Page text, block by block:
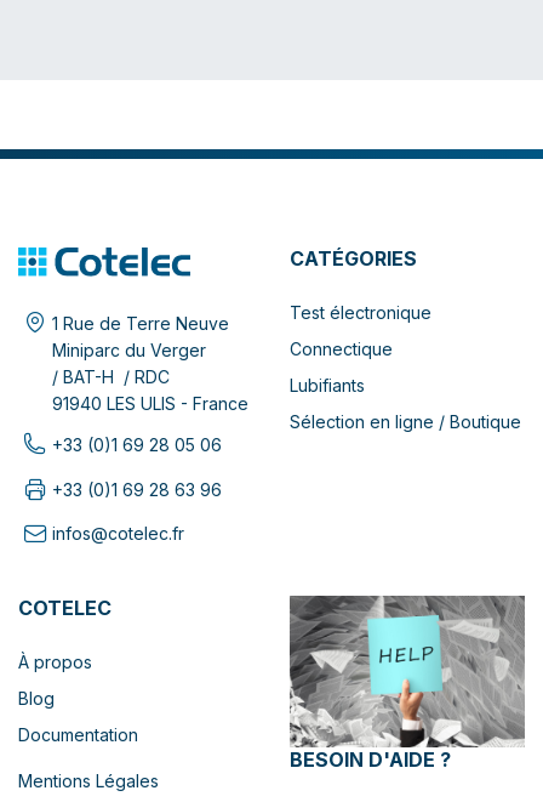
1 Rue de Terre Neuve
Miniparc du Verger
/ BAT-H / RDC
91940 LES ULIS - France
+33 (0)1 69 28 05 06
+33 (0)1 69 28 63 96
infos@cotelec.fr
CATÉGORIES
Test électronique
Connectique
Lubifiants
Sélection en ligne / Boutique
COTELEC
À propos
Blog
Documentation
Mentions Légales
BESOIN D'AIDE ?